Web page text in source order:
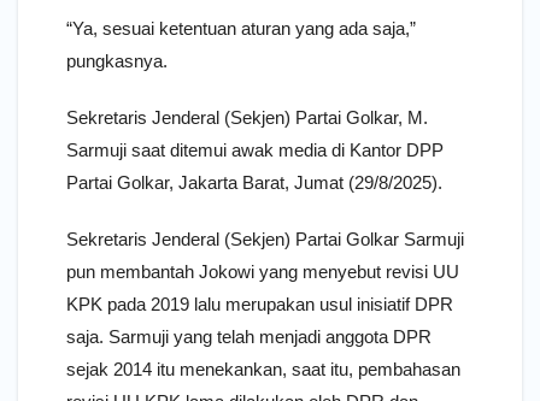
“Ya, sesuai ketentuan aturan yang ada saja,”
pungkasnya.
Sekretaris Jenderal (Sekjen) Partai Golkar, M.
Sarmuji saat ditemui awak media di Kantor DPP
Partai Golkar, Jakarta Barat, Jumat (29/8/2025).
Sekretaris Jenderal (Sekjen) Partai Golkar Sarmuji
pun membantah Jokowi yang menyebut revisi UU
KPK pada 2019 lalu merupakan usul inisiatif DPR
saja. Sarmuji yang telah menjadi anggota DPR
sejak 2014 itu menekankan, saat itu, pembahasan